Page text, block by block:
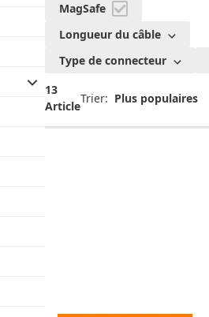
MagSafe
Longueur du câble
Type de connecteur
13
Article
Trier: